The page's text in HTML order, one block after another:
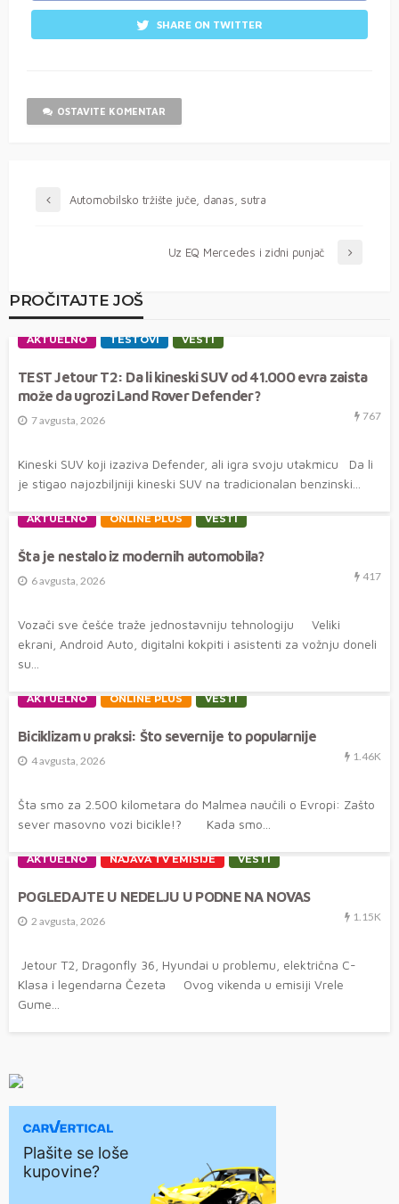
SHARE ON TWITTER
OSTAVITE KOMENTAR
Automobilsko tržište juče, danas, sutra
Uz EQ Mercedes i zidni punjač
PROČITAJTE JOŠ
AKTUELNO TESTOVI VESTI
TEST Jetour T2: Da li kineski SUV od 41.000 evra zaista
može da ugrozi Land Rover Defender?
7 avgusta, 2026 767
Kineski SUV koji izaziva Defender, ali igra svoju utakmicu Da li
je stigao najozbiljniji kineski SUV na tradicionalan benzinski...
AKTUELNO ONLINE PLUS VESTI
Šta je nestalo iz modernih automobila?
6 avgusta, 2026 417
Vozači sve češće traže jednostavniju tehnologiju Veliki
ekrani, Android Auto, digitalni kokpiti i asistenti za vožnju doneli
su...
AKTUELNO ONLINE PLUS VESTI
Biciklizam u praksi: Što severnije to popularnije
4 avgusta, 2026 1.46K
Šta smo za 2.500 kilometara do Malmea naučili o Evropi: Zašto
sever masovno vozi bicikle!? Kada smo...
AKTUELNO NAJAVA TV EMISIJE VESTI
POGLEDAJTE U NEDELJU U PODNE NA NOVAS
2 avgusta, 2026 1.15K
Jetour T2, Dragonfly 36, Hyundai u problemu, električna C-
Klasa i legendarna Čezeta Ovog vikenda u emisiji Vrele
Gume...